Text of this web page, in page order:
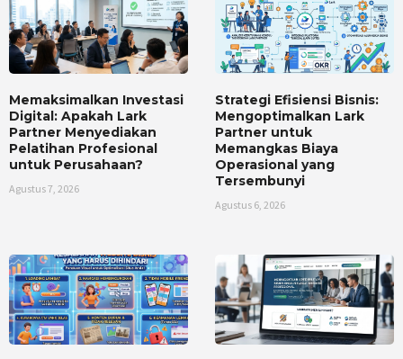
Memaksimalkan Investasi
Digital: Apakah Lark
Partner Menyediakan
Pelatihan Profesional
untuk Perusahaan?
Agustus 7, 2026
Strategi Efisiensi Bisnis:
Mengoptimalkan Lark
Partner untuk
Memangkas Biaya
Operasional yang
Tersembunyi
Agustus 6, 2026